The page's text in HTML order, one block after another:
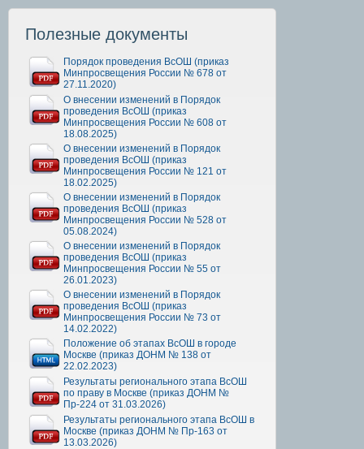
Полезные документы
Порядок проведения ВсОШ (приказ
Минпросвещения России № 678 от
27.11.2020)
О внесении изменений в Порядок
проведения ВсОШ (приказ
Минпросвещения России № 608 от
18.08.2025)
О внесении изменений в Порядок
проведения ВсОШ (приказ
Минпросвещения России № 121 от
18.02.2025)
О внесении изменений в Порядок
проведения ВсОШ (приказ
Минпросвещения России № 528 от
05.08.2024)
О внесении изменений в Порядок
проведения ВсОШ (приказ
Минпросвещения России № 55 от
26.01.2023)
О внесении изменений в Порядок
проведения ВсОШ (приказ
Минпросвещения России № 73 от
14.02.2022)
Положение об этапах ВсОШ в городе
Москве (приказ ДОНМ № 138 от
22.02.2023)
Результаты регионального этапа ВсОШ
по праву в Москве (приказ ДОНМ №
Пр-224 от 31.03.2026)
Результаты регионального этапа ВсОШ в
Москве (приказ ДОНМ № Пр-163 от
13.03.2026)